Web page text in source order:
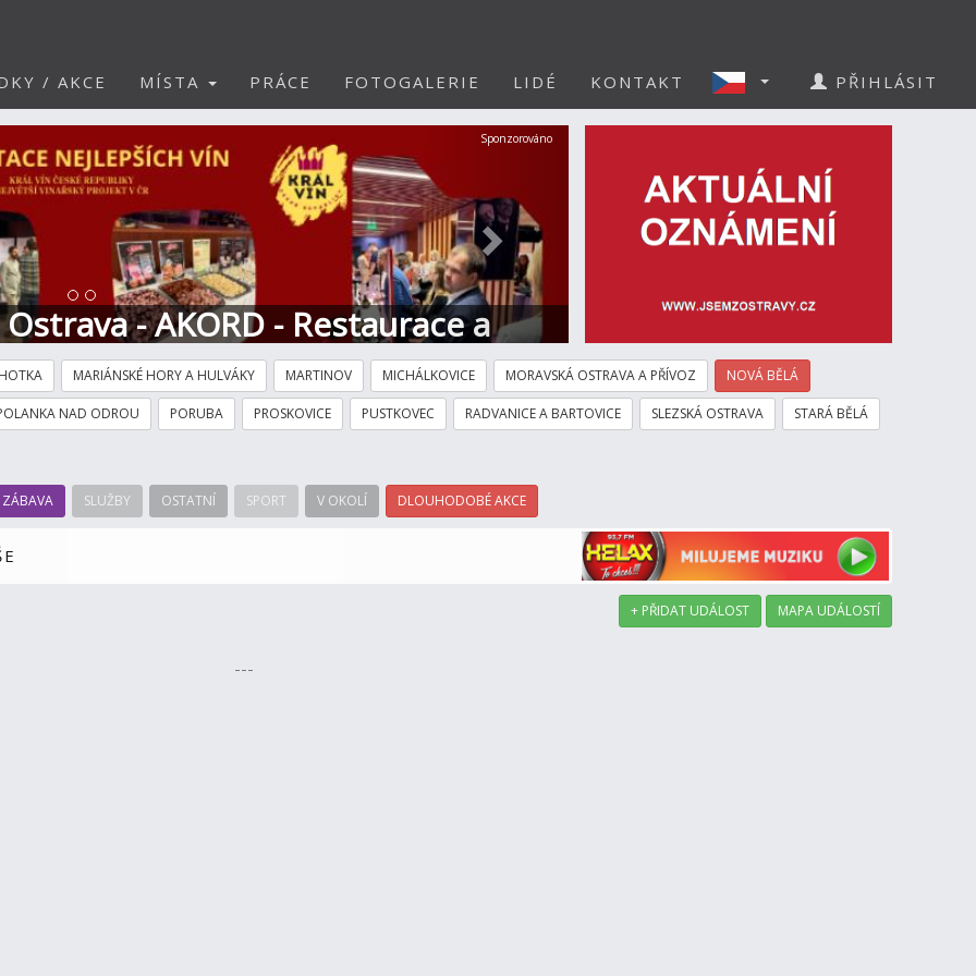
/ AKCE MÍSTA PRÁCE FOTOGALERIE LIDÉ KONTAKT PŘIHLÁSIT
- AKORD - Restaurace a
Další
Sponzorováno
MARIÁNSKÉ HORY A HULVÁKY MARTINOV MICHÁLKOVICE MORAVSKÁ OSTRAVA A PŘÍVOZ NOVÁ BĚLÁ
NAD ODROU PORUBA PROSKOVICE PUSTKOVEC RADVANICE A BARTOVICE SLEZSKÁ OSTRAVA STARÁ BĚLÁ
ZÁBAVA SLUŽBY OSTATNÍ SPORT V OKOLÍ DLOUHODOBÉ AKCE
+ PŘIDAT UDÁLOST MAPA UDÁLOSTÍ
---